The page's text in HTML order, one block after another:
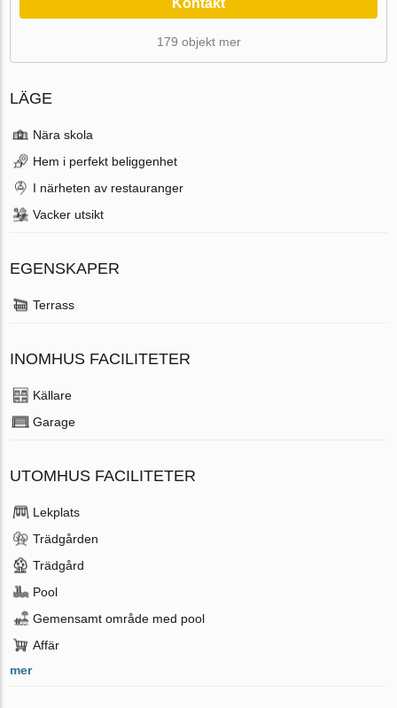
Kontakt
179 objekt mer
LÄGE
Nära skola
Hem i perfekt beliggenhet
I närheten av restauranger
Vacker utsikt
EGENSKAPER
Terrass
INOMHUS FACILITETER
Källare
Garage
UTOMHUS FACILITETER
Lekplats
Trädgården
Trädgård
Pool
Gemensamt område med pool
Affär
mer